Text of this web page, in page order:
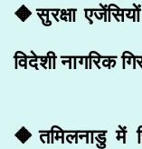
🔶सुरक्षा
विदेशी नागरिक
🔶तमिलनाडु में